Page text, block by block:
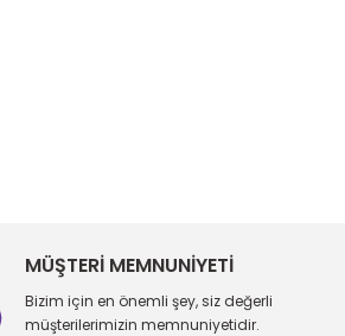
MÜŞTERİ MEMNUNİYETİ
Bizim için en önemli şey, siz değerli
müşterilerimizin memnuniyetidir.